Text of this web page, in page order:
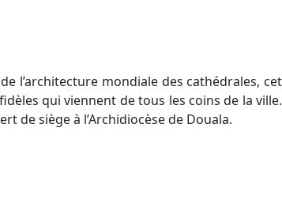
l’architecture mondiale des cathédrales, cet
qui viennent de tous les coins de la ville.
de siège à l’Archidiocèse de Douala.